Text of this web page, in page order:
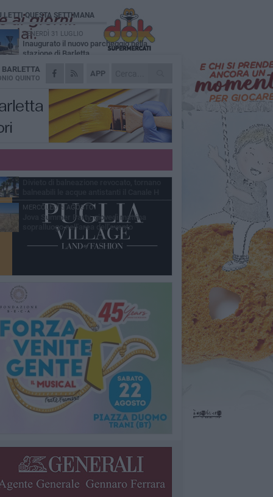
APP
BARLETTA
QUINTO
LETTI QUESTA SETTIMANA
VENERDÌ 31 LUGLIO
Inaugurato il nuovo parcheggio nella
stazione di Barletta
MERCOLEDÌ 5 AGOSTO
Barletta piange Gioacchino Dagnello:
64enne barlettano investito all'alba a Trani
GIOVEDÌ 30 LUGLIO
Rapina all'Ipercoop di Barletta: nel mirino la
gioielleria, banditi in fuga
DOMENICA 2 AGOSTO
Beni confiscati alla mafia. Nasce il servizio
VENERDÌ 31 LUGLIO
MERCOLEDÌ 5 AGOSTO
Jova Summer Party, giovedì mattina
sopralluogo nell'area dell'evento